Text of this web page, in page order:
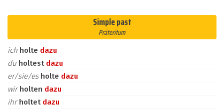
Simple past
Präteritum
ich holte dazu
du holtest dazu
er/sie/es holte dazu
wirholten dazu
ihrholtet dazu